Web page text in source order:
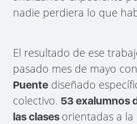
nadie perdiera lo que
El resultado de ese
pasado mes de mayo
Puente diseñado
colectivo. 53 exalumnos
las clases orientadas a